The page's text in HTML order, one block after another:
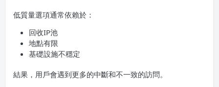
低質量選項通常依賴於：
回收IP池
地點有限
基礎設施不穩定
結果，用戶會遇到更多的中斷和不一致的訪問。